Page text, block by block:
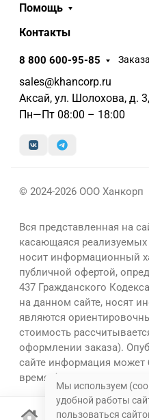
Помощь
Контакты
8 800 600-95-85
sales@khancorp.ru
Аксай, ул. Шолохова, д.
Пн—Пт 08:00 – 18:00
© 2024-2026 ООО Ханкорп
Вся представленная на
касающаяся реализуемых
носит информационный
публичной офертой,
437 Гражданского
на данном сайте, носят
являются
стоимость
оформлении заказа).
сайте информация
время без
Мы используем
удобной работы
пользоваться